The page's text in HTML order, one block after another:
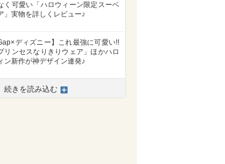
く可愛い「ハロウィーン限定スーベ
」実物を詳しくレビュー♪
ディズニー】これ最強に可愛い!!
リンセスなりきりウェア」ほかハロ
ン新作が神デザイン連発♪
続きを読み込む